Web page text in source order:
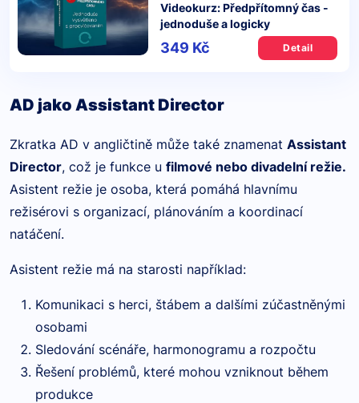
Videokurz: Předpřítomný čas -
jednoduše a logicky
349 Kč Detail
AD jako Assistant Director
Zkratka AD v angličtině může také znamenat Assistant
Director, což je funkce u filmové nebo divadelní režie.
Asistent režie je osoba, která pomáhá hlavnímu
režisérovi s organizací, plánováním a koordinací
natáčení.
Asistent režie má na starosti například:
Komunikaci s herci, štábem a dalšími zúčastněnými
osobami
Sledování scénáře, harmonogramu a rozpočtu
Řešení problémů, které mohou vzniknout během
produkce